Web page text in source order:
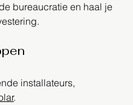
bureaucratie en haal je
installateurs,
.